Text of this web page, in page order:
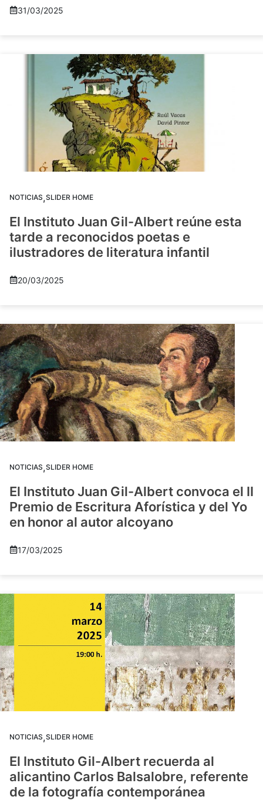
31/03/2025
NOTICIAS,SLIDER HOME
El Instituto Juan Gil-Albert reúne esta
tarde a reconocidos poetas e
ilustradores de literatura infantil
20/03/2025
NOTICIAS,SLIDER HOME
El Instituto Juan Gil-Albert convoca el II
Premio de Escritura Aforística y del Yo
en honor al autor alcoyano
17/03/2025
NOTICIAS,SLIDER HOME
El Instituto Gil-Albert recuerda al
alicantino Carlos Balsalobre, referente
de la fotografía contemporánea